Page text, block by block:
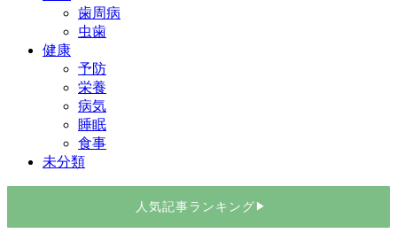
歯周病
虫歯
健康
予防
栄養
病気
睡眠
食事
未分類
▶
人気記事ランキング